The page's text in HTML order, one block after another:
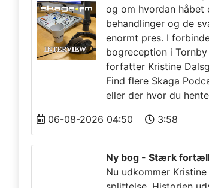
og om hvordan håbet
behandlinger og de
enormt pres. I
bogreception i
forfatter Kristine
Find flere Skaga
eller der hvor du
06-08-2026 04:50 3:58
Ny bog - Stærk
Nu udkommer